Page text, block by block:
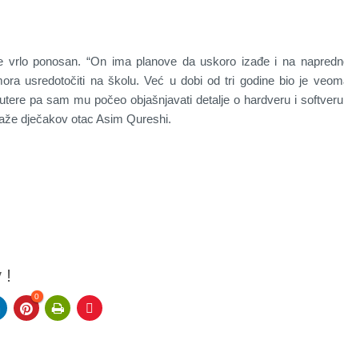
vrlo ponosan. “On ima planove da uskoro izađe i na
usredotočiti na školu. Već u dobi od tri godine bio je
pa sam mu počeo objašnjavati detalje o hardveru i
dječakov otac Asim Qureshi.
!
0